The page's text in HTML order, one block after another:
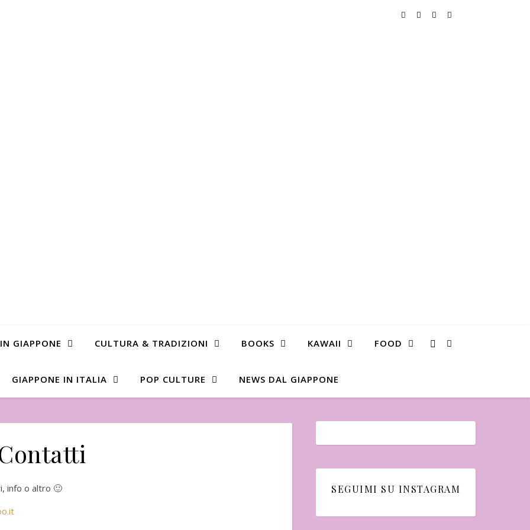
GIAPPONE CULTURA & TRADIZIONI BOOKS KAWAII FOOD
GIAPPONE IN ITALIA POP CULTURE NEWS DAL GIAPPONE
info o altro 🙂
SEGUIMI SU INSTAGRAM